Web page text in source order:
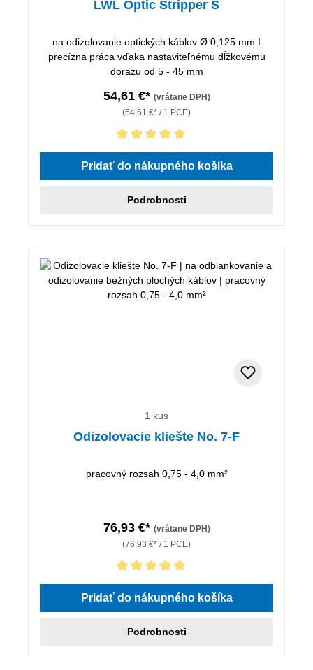
LWL Optic Stripper S
na odizolovanie optických káblov Ø 0,125 mm I
precízna práca vďaka nastaviteľnému dĺžkovému
dorazu od 5 - 45 mm
54,61 €* (vrátane DPH)
(54,61 €* / 1 PCE)
Priemerné hodnotenie 5 z 5 hviezdičiek
Pridať do nákupného košíka
Podrobnosti
1 kus
Odizolovacie kliešte No. 7-F
pracovný rozsah 0,75 - 4,0 mm²
76,93 €* (vrátane DPH)
(76,93 €* / 1 PCE)
Priemerné hodnotenie 5 z 5 hviezdičiek
Pridať do nákupného košíka
Podrobnosti